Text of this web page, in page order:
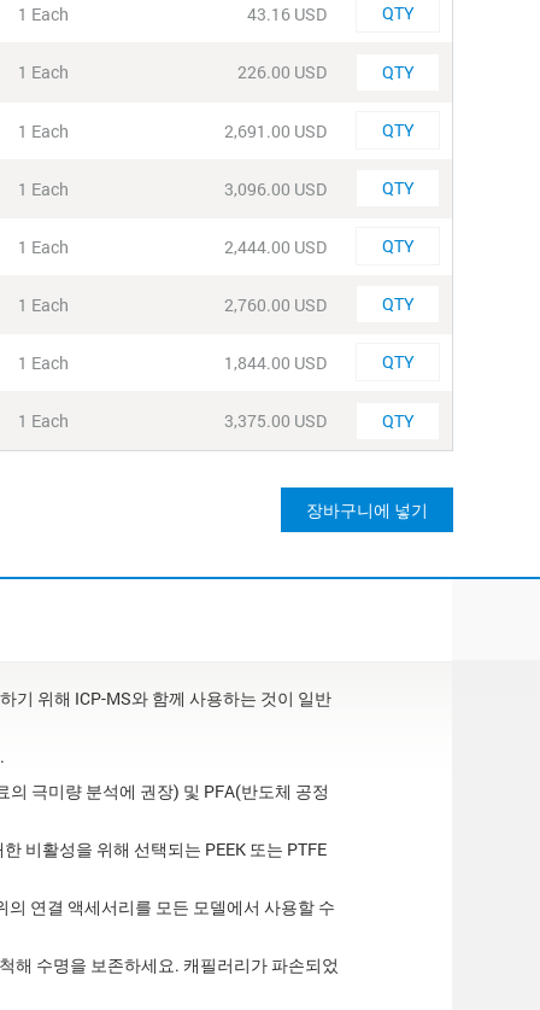
1 Each 43.16 USD
1 Each 226.00 USD
1 Each 2,691.00 USD
1 Each 3,096.00 USD
1 Each 2,444.00 USD
1 Each 2,760.00 USD
1 Each 1,844.00 USD
1 Each 3,375.00 USD
장바구니에 넣기
기 위해 ICP-MS와 함께 사용하는 것이 일반
극미량 분석에 권장) 및 PFA(반도체 공정
비활성을 위해 선택되는 PEEK 또는 PTFE
연결 액세서리를 모든 모델에서 사용할 수
수명을 보존하세요. 캐필러리가 파손되었